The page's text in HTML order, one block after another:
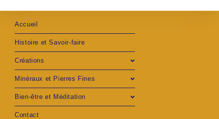
Accueil
Histoire et Savoir-faire
Créations
Minéraux et Pierres Fines
Bien-être et Méditation
Contact